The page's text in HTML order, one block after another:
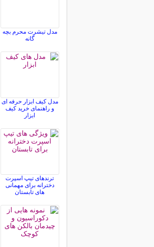
مدل تیشرت محرم بچه
گانه
مدل کیف ابزار حرفه ای
و راهنمای خرید کیف
ابزار
ترندهای تیپ اسپرت
دخترانه برای مهمانی
های تابستان